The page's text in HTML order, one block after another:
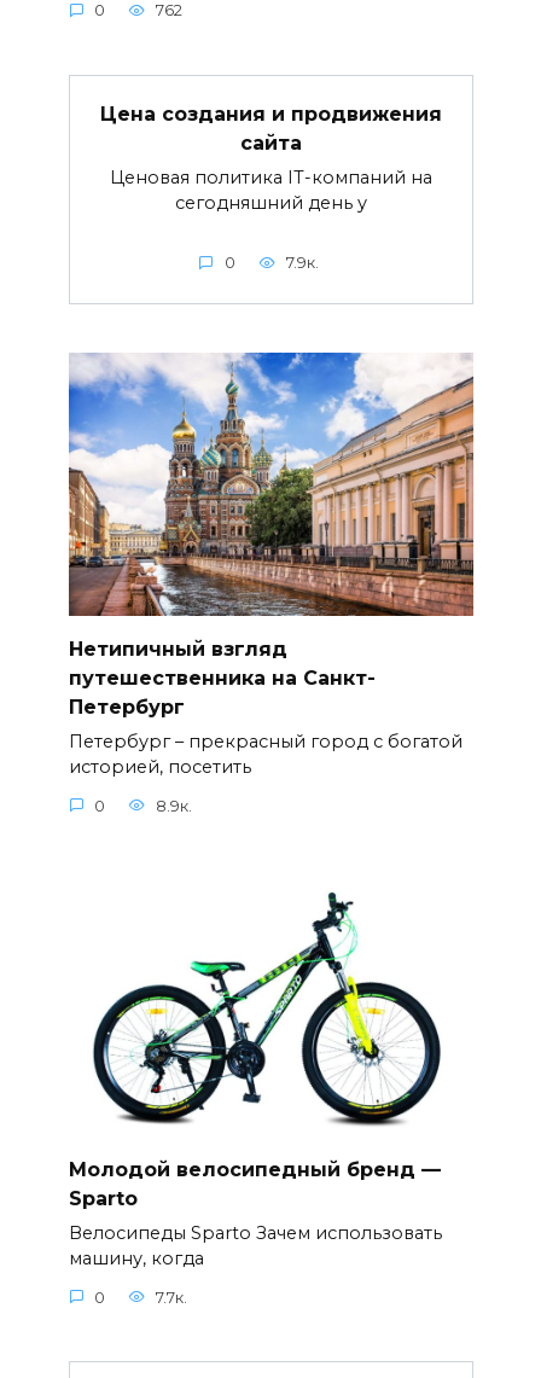
0 762
Цена создания и продвижения
сайта
Ценовая политика IT-компаний на
сегодняшний день у
0 7.9к.
Нетипичный взгляд
путешественника на Санкт-
Петербург
Петербург – прекрасный город с богатой
историей, посетить
0 8.9к.
Молодой велосипедный бренд —
Sparto
Велосипеды Sparto Зачем использовать
машину, когда
0 7.7к.